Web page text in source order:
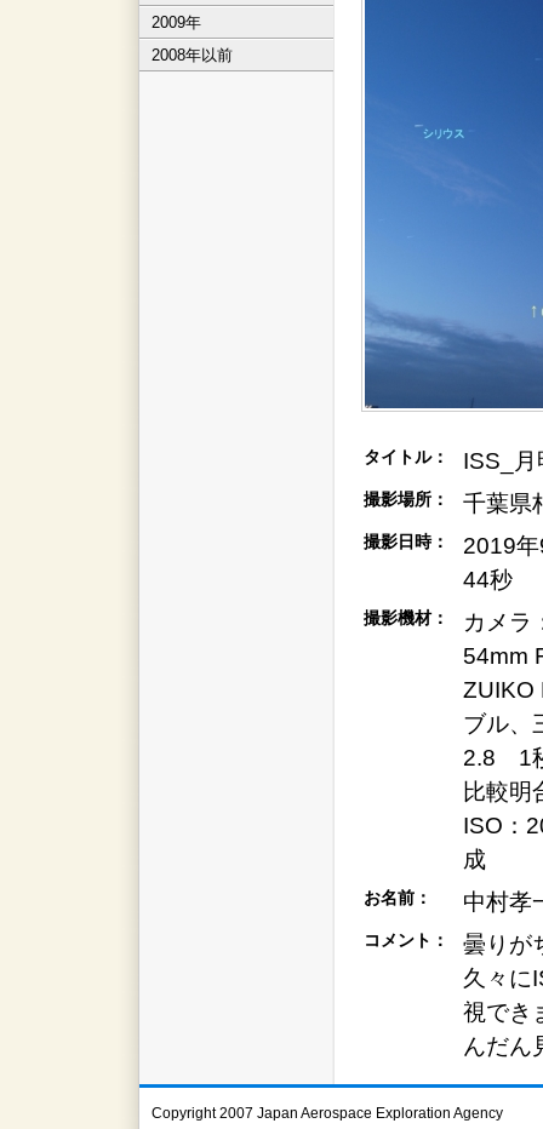
2009年
2008年以前
タイトル： ISS_月
撮影場所： 千葉県
撮影日時：
2019
44秒
撮影機材：
カメラ
54mm
ZUIKO
ブル、
2.8 1
比較
ISO：
成
お名前： 中村孝
コメント：
曇りが
久々に
視でき
んだん
Copyright 2007 Japan Aerospace Exploration Agency